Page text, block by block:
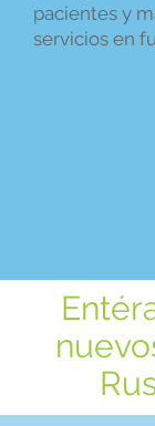
pacientes y
servicios en